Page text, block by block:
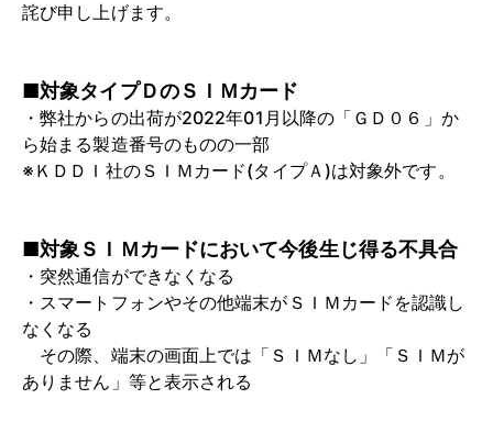
詫び申し上げます。
■対象タイプＤのＳＩＭカード
・弊社からの出荷が2022年01月以降の「ＧＤ０６」か
ら始まる製造番号のものの一部
※ＫＤＤＩ社のＳＩＭカード(タイプＡ)は対象外です。
■対象ＳＩＭカードにおいて今後生じ得る不具合
・突然通信ができなくなる
・スマートフォンやその他端末がＳＩＭカードを認識し
なくなる
その際、端末の画面上では「ＳＩＭなし」「ＳＩＭが
ありません」等と表示される